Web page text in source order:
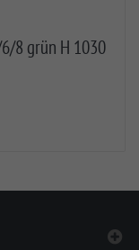
8 grün H 1030